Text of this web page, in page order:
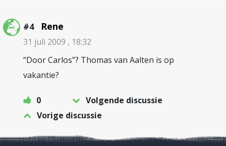
#4 Rene
31 juli 2009 , 18:32
“Door Carlos”? Thomas van Aalten is op
vakantie?
0
Volgende discussie
Vorige discussie